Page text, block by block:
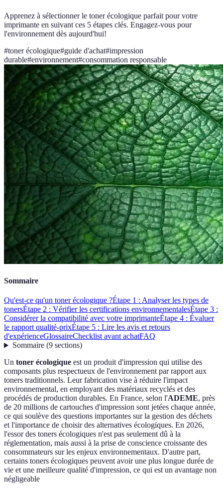
Apprenez à sélectionner le toner écologique parfait pour votre
imprimante en suivant ces 5 étapes clés. Engagez-vous pour
l'environnement dès aujourd'hui!
#toner écologique#guide d'achat#impression
durable#environnement#consommation responsable
Sommaire
Qu'est-ce qu'un toner écologique ?Étape 1 : Analyser les types de
tonersÉtape 2 : Vérifier les certifications environnementalesÉtape 3 :
Considérer la compatibilité avec votre imprimanteÉtape 4 : Évaluer
le rapport qualité-prixÉtape 5 : Lire les avis et retours
d'expérienceGlossaireChecklist avant achatFAQ
Sommaire(9 sections)
Un toner écologique est un produit d'impression qui utilise des
composants plus respectueux de l'environnement par rapport aux
toners traditionnels. Leur fabrication vise à réduire l'impact
environnemental, en employant des matériaux recyclés et des
procédés de production durables. En France, selon l'ADEME, près
de 20 millions de cartouches d'impression sont jetées chaque année,
ce qui soulève des questions importantes sur la gestion des déchets
et l'importance de choisir des alternatives écologiques. En 2026,
l'essor des toners écologiques n'est pas seulement dû à la
réglementation, mais aussi à la prise de conscience croissante des
consommateurs sur les enjeux environnementaux. D'autre part,
certains toners écologiques peuvent avoir une plus longue durée de
vie et une meilleure qualité d'impression, ce qui est un avantage non
négligeable